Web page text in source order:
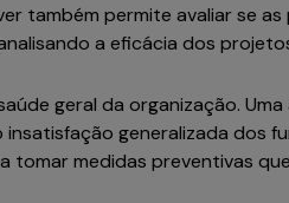
também permite avaliar se
a eficácia dos
geral da organização.
insatisfação generalizada dos
tomar medidas preventivas